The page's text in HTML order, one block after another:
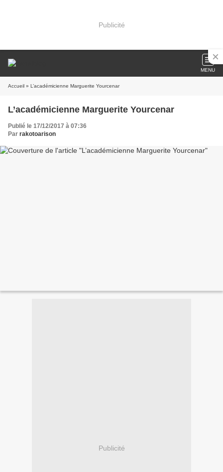
Publicité
MENU
Accueil » L’académicienne Marguerite Yourcenar
L’académicienne Marguerite Yourcenar
Publié le 17/12/2017 à 07:36
Par rakotoarison
Publicité